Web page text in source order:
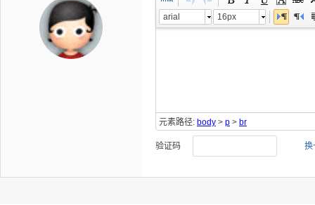
arial 16px
元素路径: body > p > br
验证码 换